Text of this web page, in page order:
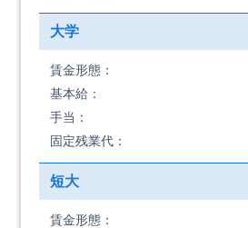
大学
賃金形態：
基本給：
手当：
固定残業代：
短大
賃金形態：